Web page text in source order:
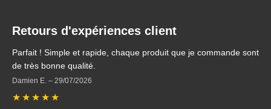
Retours d'expériences client
Parfait ! Simple et rapide, chaque produit que je commande sont
de très bonne qualité.
Damien E. – 29/07/2026
★ ★ ★ ★ ★